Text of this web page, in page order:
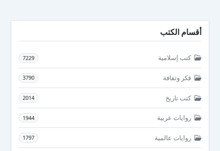
أقسام الكتب
كتب إسلامية 7229
فكر وثقافة 3790
كتب تاريخ 2014
روايات عربية 1944
روايات عالمية 1797